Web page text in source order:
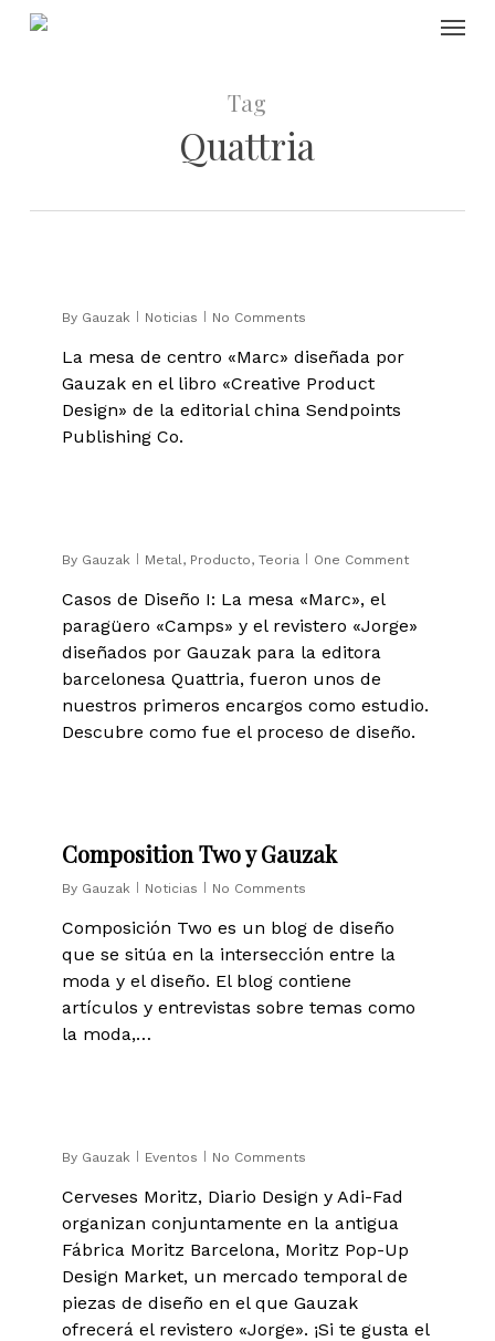
Skip
Tag
Quattria
By Gauzak Noticias No Comments
La mesa de centro «Marc» diseñada por
Gauzak en el libro «Creative Product
Design» de la editorial china Sendpoints
Publishing Co.
By Gauzak Metal, Producto,Teoria One Comment
Casos de Diseño I: La mesa «Marc», el
paragüero «Camps» y el revistero «Jorge»
diseñados por Gauzak para la editora
barcelonesa Quattria, fueron unos de
nuestros primeros encargos como estudio.
Descubre como fue el proceso de diseño.
Composition Two y Gauzak
By Gauzak Noticias No Comments
Composición Two es un blog de diseño
que se sitúa en la intersección entre la
moda y el diseño. El blog contiene
artículos y entrevistas sobre temas como
la moda,…
By Gauzak Eventos No Comments
Cerveses Moritz, Diario Design y Adi-Fad
organizan conjuntamente en la antigua
Fábrica Moritz Barcelona, Moritz Pop-Up
Design Market, un mercado temporal de
piezas de diseño en el que Gauzak
ofrecerá el revistero «Jorge». ¡Si te gusta el